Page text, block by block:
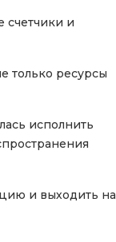
счетчики и
только ресурсы
исполнить
и выходить на